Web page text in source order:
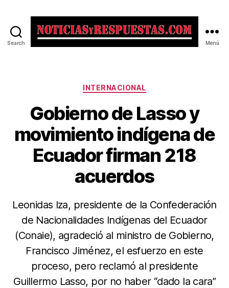
Search Menú
Categorías
INTERNACIONAL
Gobierno de Lasso y
movimiento indígena de
Ecuador firman 218
acuerdos
Leonidas Iza, presidente de la Confederación
de Nacionalidades Indígenas del Ecuador
(Conaie), agradeció al ministro de Gobierno,
Francisco Jiménez, el esfuerzo en este
proceso, pero reclamó al presidente
Guillermo Lasso, por no haber “dado la cara”